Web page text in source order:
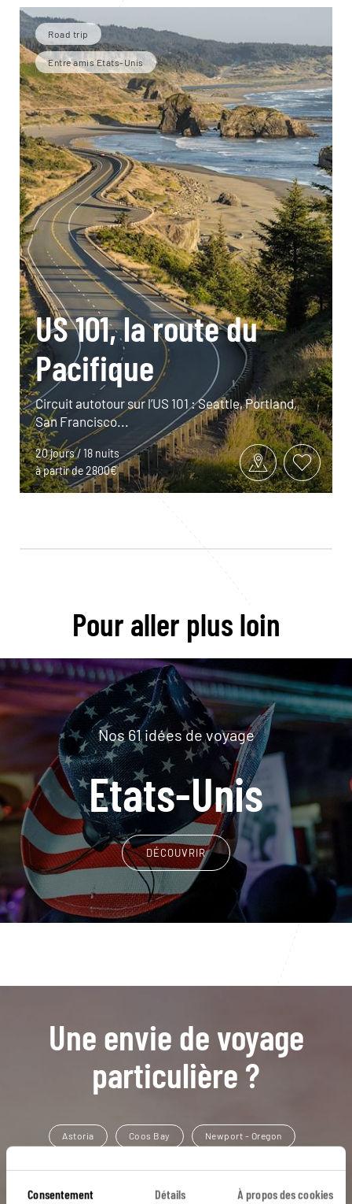
Consentement Détails À propos des cookies
Road trip
Entre amis Etats-Unis
US 101, la route du
Pacifique
Circuit autotour sur l’US 101 : Seattle, Portland,
San Francisco...
20 jours / 18 nuits
à partir de 2800€
Pour aller plus loin
Nos 61 idées de voyage
Etats-Unis
DÉCOUVRIR
Une envie de voyage
particulière ?
Astoria Coos Bay Newport - Oregon
Californie Crescent City Golden Gate